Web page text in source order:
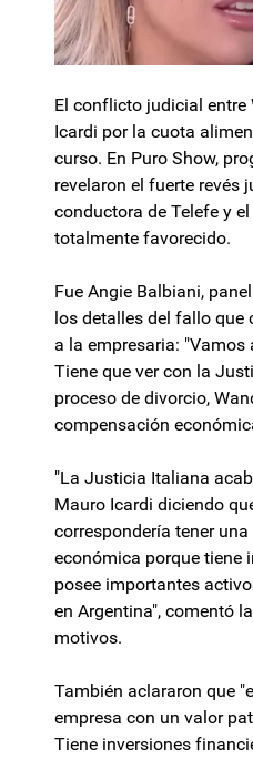
El conflicto judicial entre
Icardi por la cuota
curso. En Puro Show,
revelaron el fuerte revés
conductora de Telefe y
totalmente favorecido.
Fue Angie Balbiani,
los detalles del fallo que
a la empresaria: "Vamos
Tiene que ver con la
proceso de divorcio,
compensación
"La Justicia Italiana
Mauro Icardi diciendo
correspondería tener
económica porque tiene
posee importantes
en Argentina", comentó
motivos.
También aclararon que
empresa con un valor
Tiene inversiones